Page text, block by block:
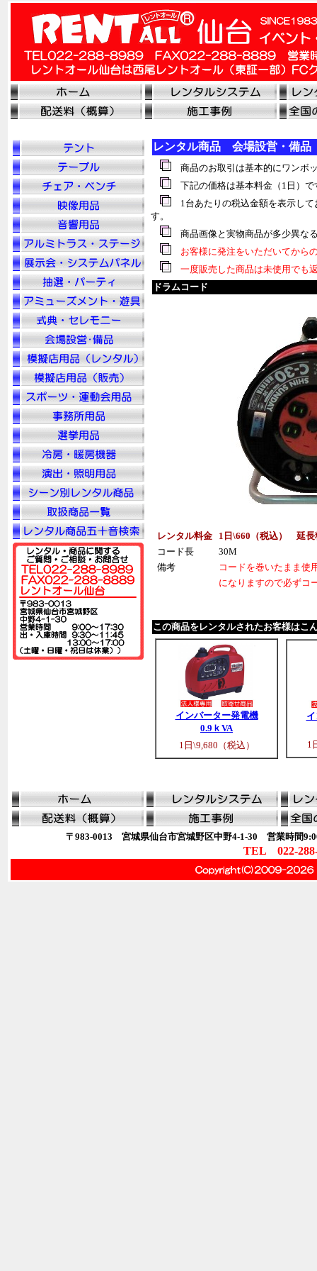
レンタル商品 会場設営・備品
商品のお取引は基本的にワンボ
下記の価格は基本料金（1日）で
1台あたりの税込金額を表示して
す。
商品画像と実物商品が多少異な
お客様に発注をいただいてから
一度販売した商品は未使用でも
ドラムコード
レンタル料金
1日\660（税込） 延長
コード長
30M
備考
コードを巻いたまま使
になりますので必ずコ
この商品をレンタルされたお客様はこ
インバーター発電機
0.9ｋVA
1日\9,680（税込）
1
〒983-0013 宮城県仙台市宮城野区中野4-1-30 営業時間
TEL 022-